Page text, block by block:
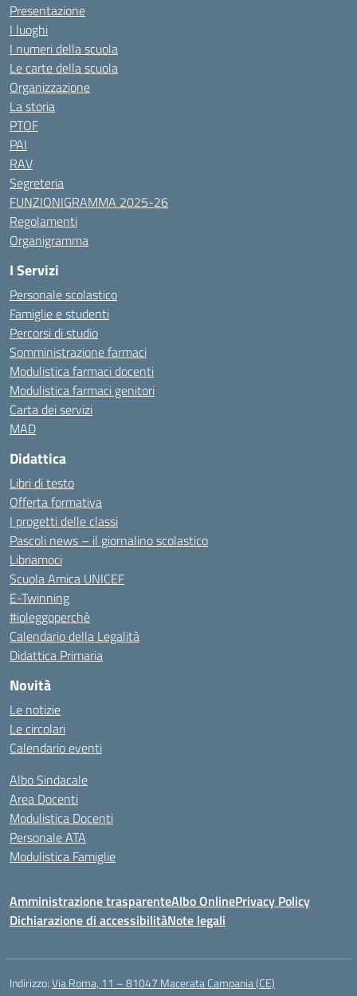
Presentazione
I luoghi
I numeri della scuola
Le carte della scuola
Organizzazione
La storia
PTOF
PAI
RAV
Segreteria
FUNZIONIGRAMMA 2025-26
Regolamenti
Organigramma
I Servizi
Personale scolastico
Famiglie e studenti
Percorsi di studio
Somministrazione farmaci
Modulistica farmaci docenti
Modulistica farmaci genitori
Carta dei servizi
MAD
Didattica
Libri di testo
Offerta formativa
I progetti delle classi
Pascoli news – il giornalino scolastico
Libriamoci
Scuola Amica UNICEF
E-Twinning
#ioleggoperchè
Calendario della Legalità
Didattica Primaria
Novità
Le notizie
Le circolari
Calendario eventi
Albo Sindacale
Area Docenti
Modulistica Docenti
Personale ATA
Modulistica Famiglie
Amministrazione trasparenteAlbo OnlinePrivacy Policy
Dichiarazione di accessibilitàNote legali
Indirizzo:Via Roma, 11 – 81047 Macerata Campania (CE)